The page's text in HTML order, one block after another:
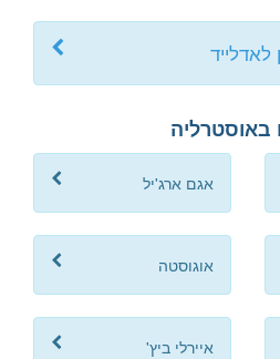
לאדלייד
באוסטרליה
אגם ארג'יל
אוגוסטה
איירלי ביץ'